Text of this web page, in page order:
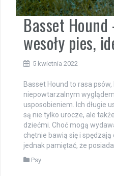
Basset
wesoły pies,
5 kwietnia 2022
Basset Hound to rasa
niepowtarzalnym
usposobieniem. Ich długie
są nie tylko urocze, ale
dziećmi. Choć mogą
chętnie bawią się i
jednak pamiętać, że
Psy